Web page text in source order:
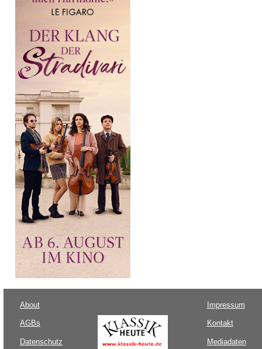
About
AGBs
Datenschutz
Impressum
Kontakt
Mediadaten